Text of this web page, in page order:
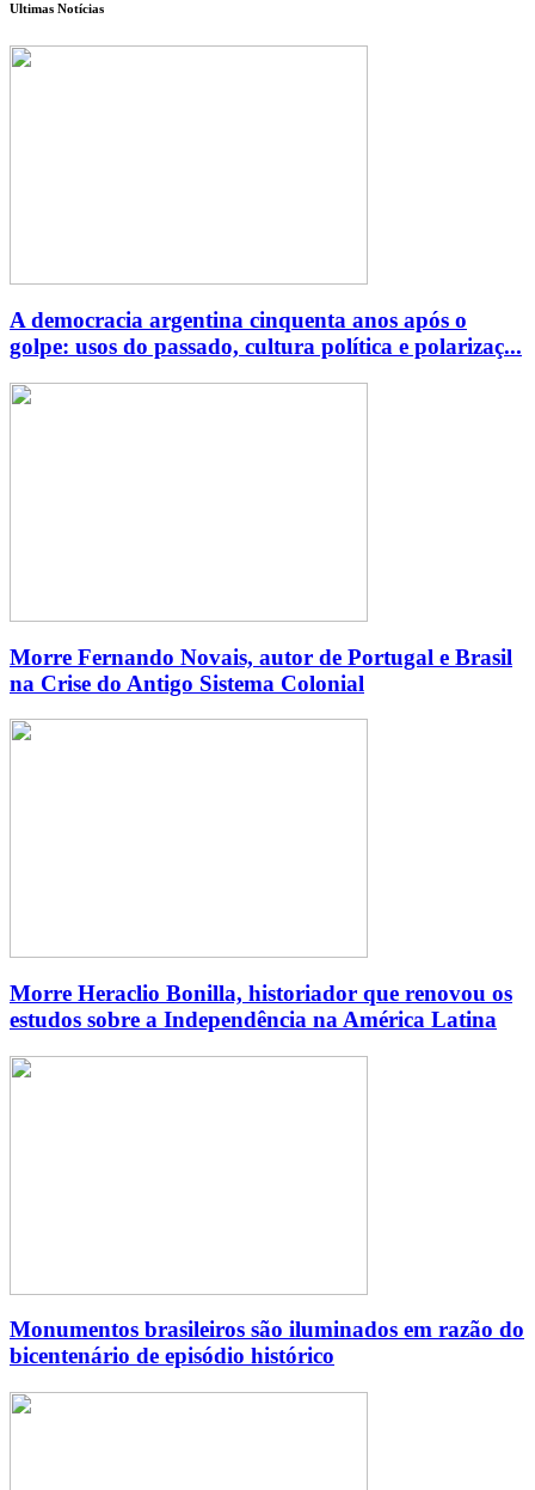
Ultimas Notícias
A democracia argentina cinquenta anos após o
golpe: usos do passado, cultura política e polarizaç...
Morre Fernando Novais, autor de Portugal e Brasil
na Crise do Antigo Sistema Colonial
Morre Heraclio Bonilla, historiador que renovou os
estudos sobre a Independência na América Latina
Monumentos brasileiros são iluminados em razão do
bicentenário de episódio histórico